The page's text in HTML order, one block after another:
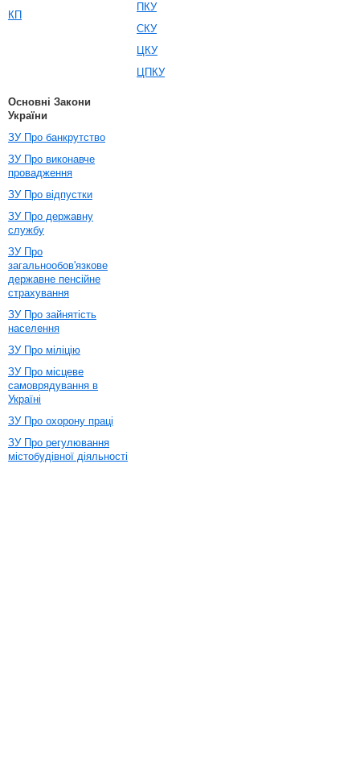
КП
ПКУ
СКУ
ЦКУ
ЦПКУ
Основні Закони
України
ЗУ Про банкрутство
ЗУ Про виконавче
провадження
ЗУ Про відпустки
ЗУ Про державну
службу
ЗУ Про
загальнообов'язкове
державне пенсійне
страхування
ЗУ Про зайнятість
населення
ЗУ Про міліцію
ЗУ Про місцеве
самоврядування в
Україні
ЗУ Про охорону праці
ЗУ Про регулювання
містобудівної діяльності